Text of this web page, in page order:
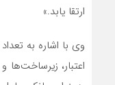
ارتقا یابد.»
وی با اشاره به
اعتبار،